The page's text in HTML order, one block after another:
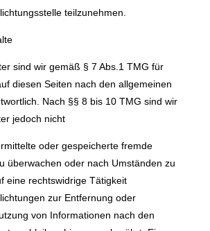
teilzunehmen.
sind wir gemäß § 7 Abs.1 TMG für
diesen Seiten nach den allgemeinen
Nach §§ 8 bis 10 TMG sind wir
jedoch nicht
oder gespeicherte fremde
überwachen oder nach Umständen zu
eine rechtswidrige Tätigkeit
zur Entfernung oder
von Informationen nach den